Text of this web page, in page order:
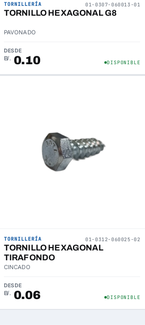
TORNILLERÍA 01-0307-060013-01
TORNILLO HEXAGONAL G8
PAVONADO
DESDE
B/. 0.10 DISPONIBLE
TORNILLERÍA 01-0312-060025-02
TORNILLO HEXAGONAL
TIRAFONDO
CINCADO
DESDE
B/. 0.06 DISPONIBLE